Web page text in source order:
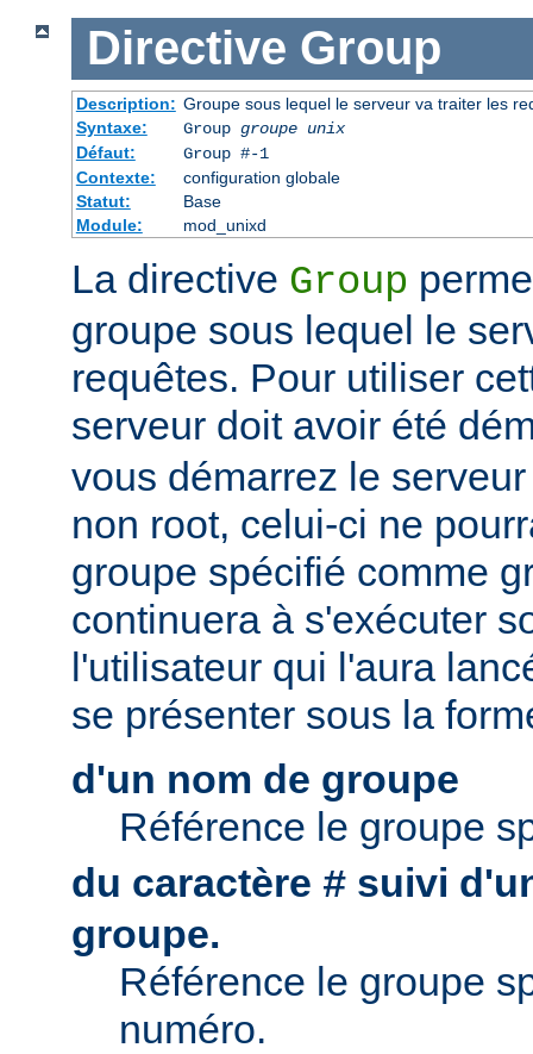
Directive Group
Description: Groupe sous lequel le serveur va traiter les
Syntaxe:
Group groupe unix
Défaut:
Group #-1
Contexte:
configuration globale
Statut:
Base
Module:
mod_unixd
La directive Group
groupe sous lequel le
requêtes. Pour utiliser
serveur doit avoir été
vous démarrez le
non root, celui-ci ne
groupe spécifié comme
continuera à s'exécuter
l'utilisateur qui l'aura
se présenter sous la
d'un nom de groupe
Référence le groupe
du caractère # suivi
groupe.
Référence le groupe
numéro.